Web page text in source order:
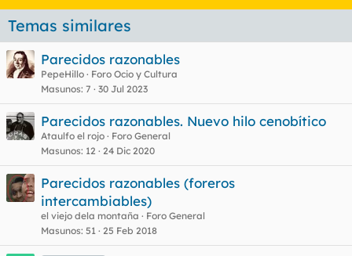
Temas similares
Parecidos razonables
PepeHillo
Foro Ocio y Cultura
Masunos 7 30 Jul 2023
Parecidos razonables. Nuevo hilo cenobítico
Ataulfo el rojo
Foro General
Masunos 12 24 Dic 2020
Parecidos razonables (foreros
intercambiables)
el viejo dela montaña
Foro General
Masunos 51 25 Feb 2018